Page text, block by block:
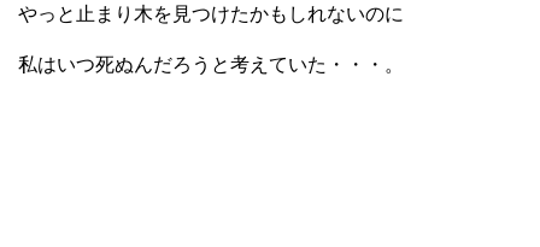
やっと止まり木を見つけたかもしれないのに
私はいつ死ぬんだろうと考えていた・・・。